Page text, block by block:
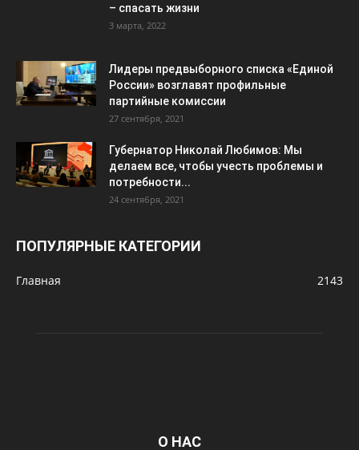
– спасать жизни
3 марта, 2022
Лидеры предвыборного списка «Единой
России» возглавят профильные
партийные комиссии
27 сентября, 2021
Губернатор Николай Любимов: Мы
делаем все, чтобы учесть проблемы и
потребности...
24 сентября, 2021
ПОПУЛЯРНЫЕ КАТЕГОРИИ
Главная 2143
О НАС